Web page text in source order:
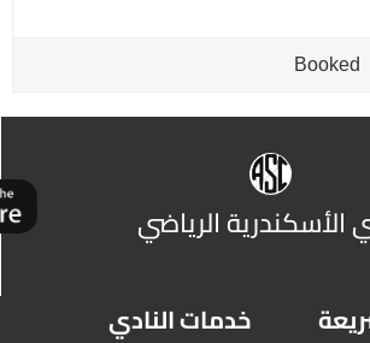
Booked
الأسكندرية الرياضي
خدمات النادي